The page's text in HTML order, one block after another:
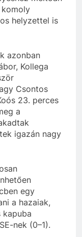
helyzettel is
azonban
Kollega
Csontos
23. perces
a
igazán nagy
egy
a hazaiak,
kapuba
nek (0–1).